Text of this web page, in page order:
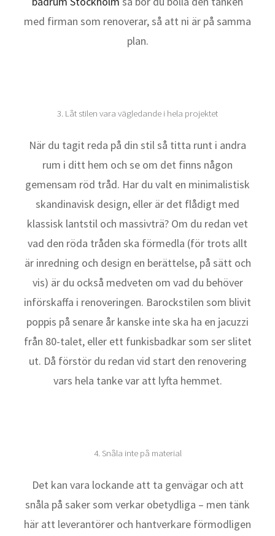
med firman som renoverar, så att ni är på samma
plan.
3. Låt stilen vara vägledande i hela projektet
När du tagit reda på din stil så titta runt i andra
rum i ditt hem och se om det finns någon
gemensam röd tråd. Har du valt en minimalistisk
skandinavisk design, eller är det flådigt med
klassisk lantstil och massivträ? Om du redan vet
vad den röda tråden ska förmedla (för trots allt
är inredning och design en berättelse, på sätt och
vis) är du också medveten om vad du behöver
införskaffa i renoveringen. Barockstilen som blivit
poppis på senare år kanske inte ska ha en jacuzzi
från 80-talet, eller ett funkisbadkar som ser slitet
ut. Då förstör du redan vid start den renovering
vars hela tanke var att lyfta hemmet.
4. Snåla inte på material
Det kan vara lockande att ta genvägar och att
snåla på saker som verkar obetydliga – men tänk
här att leverantörer och hantverkare förmodligen